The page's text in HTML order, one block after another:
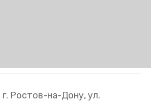
Ростов-на-Дону, ул.